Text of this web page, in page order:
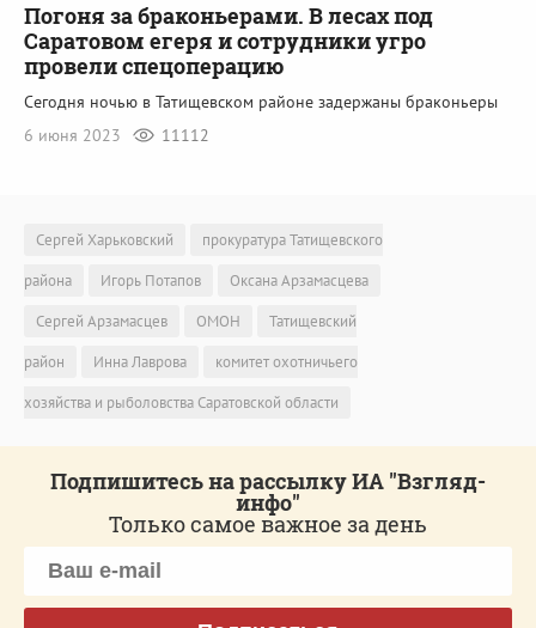
Погоня за браконьерами. В лесах под
Саратовом егеря и сотрудники угро
провели спецоперацию
Сегодня ночью в Татищевском районе задержаны браконьеры
6 июня 2023
11112
Сергей Харьковский
прокуратура Татищевского
района
Игорь Потапов
Оксана Арзамасцева
Сергей Арзамасцев
ОМОН
Татищевский
район
Инна Лаврова
комитет охотничьего
хозяйства и рыболовства Саратовской области
Подпишитесь на рассылку ИА "Взгляд-
инфо"
Только самое важное за день